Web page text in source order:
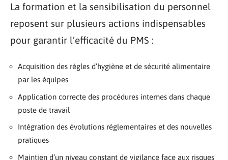
La formation et la sensibilisation du personnel
reposent sur plusieurs actions indispensables
pour garantir l’efficacité du PMS :
Acquisition des règles d’hygiène et de sécurité alimentaire
par les équipes
Application correcte des procédures internes dans chaque
poste de travail
Intégration des évolutions réglementaires et des nouvelles
pratiques
Maintien d’un niveau constant de vigilance face aux risques